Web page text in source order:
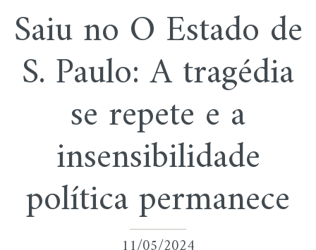
Saiu no O Estado de
S. Paulo: A tragédia
se repete e a
insensibilidade
política permanece